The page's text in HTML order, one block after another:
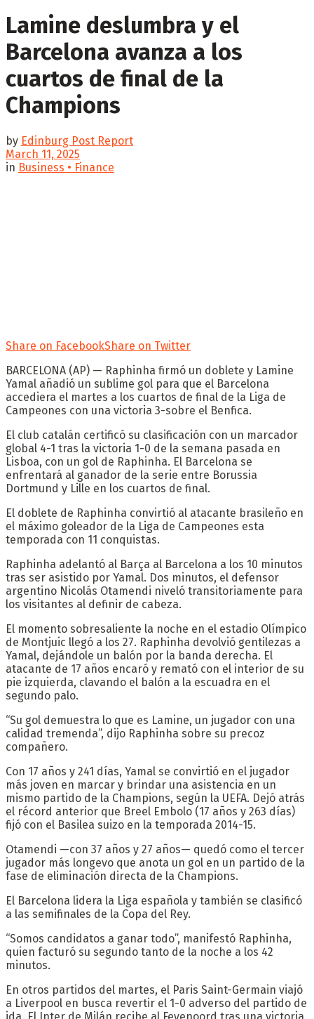
Lamine deslumbra y el
Barcelona avanza a los
cuartos de final de la
Champions
by Edinburg Post Report
March 11, 2025
in Business • Finance
Share on FacebookShare on Twitter
BARCELONA (AP) — Raphinha firmó un doblete y Lamine
Yamal añadió un sublime gol para que el Barcelona
accediera el martes a los cuartos de final de la Liga de
Campeones con una victoria 3-sobre el Benfica.
El club catalán certificó su clasificación con un marcador
global 4-1 tras la victoria 1-0 de la semana pasada en
Lisboa, con un gol de Raphinha. El Barcelona se
enfrentará al ganador de la serie entre Borussia
Dortmund y Lille en los cuartos de final.
El doblete de Raphinha convirtió al atacante brasileño en
el máximo goleador de la Liga de Campeones esta
temporada con 11 conquistas.
Raphinha adelantó al Barça al Barcelona a los 10 minutos
tras ser asistido por Yamal. Dos minutos, el defensor
argentino Nicolás Otamendi niveló transitoriamente para
los visitantes al definir de cabeza.
El momento sobresaliente la noche en el estadio Olímpico
de Montjuic llegó a los 27. Raphinha devolvió gentilezas a
Yamal, dejándole un balón por la banda derecha. El
atacante de 17 años encaró y remató con el interior de su
pie izquierda, clavando el balón a la escuadra en el
segundo palo.
“Su gol demuestra lo que es Lamine, un jugador con una
calidad tremenda”, dijo Raphinha sobre su precoz
compañero.
Con 17 años y 241 días, Yamal se convirtió en el jugador
más joven en marcar y brindar una asistencia en un
mismo partido de la Champions, según la UEFA. Dejó atrás
el récord anterior que Breel Embolo (17 años y 263 días)
fijó con el Basilea suizo en la temporada 2014-15.
Otamendi —con 37 años y 27 años— quedó como el tercer
jugador más longevo que anota un gol en un partido de la
fase de eliminación directa de la Champions.
El Barcelona lidera la Liga española y también se clasificó
a las semifinales de la Copa del Rey.
“Somos candidatos a ganar todo”, manifestó Raphinha,
quien facturó su segundo tanto de la noche a los 42
minutos.
En otros partidos del martes, el Paris Saint-Germain viajó
a Liverpool en busca revertir el 1-0 adverso del partido de